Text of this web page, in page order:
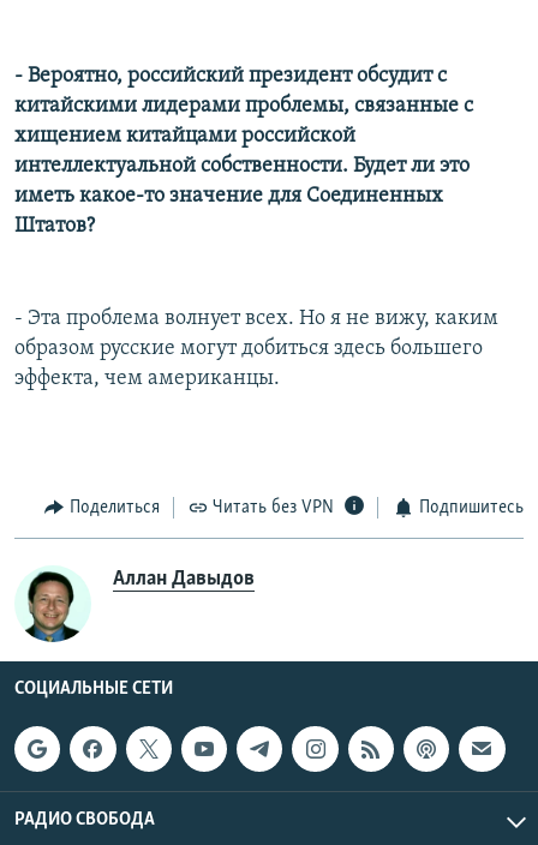
- Вероятно, российский президент обсудит с
китайскими лидерами проблемы, связанные с
хищением китайцами российской
интеллектуальной собственности. Будет ли это
иметь какое-то значение для Соединенных
Штатов?
- Эта проблема волнует всех. Но я не вижу, каким
образом русские могут добиться здесь большего
эффекта, чем американцы.
Поделиться Читать без VPN Подпишитесь
Аллан Давыдов
СОЦИАЛЬНЫЕ СЕТИ
РАДИО СВОБОДА